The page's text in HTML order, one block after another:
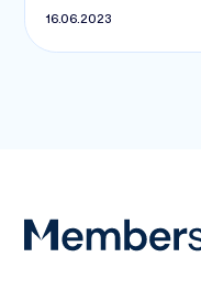
spannenden
16.06.2023